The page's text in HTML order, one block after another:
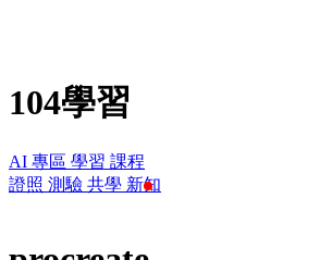
104學習
AI 專區 學習 課程
證照 測驗 共學 新知